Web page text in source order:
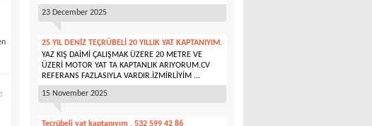
23 December 2025
25 YIL DENİZ TEÇRÜBELİ 20 YILLIK YAT KAPTANIYIM.
YAZ KIŞ DAİMİ ÇALIŞMAK ÜZERE 20 METRE VE
ÜZERİ MOTOR YAT TA KAPTANLIK ARIYORUM.CV
REFERANS FAZLASIYLA VARDIR.İZMİRLİYİM ...
15 November 2025
Tecrübeli yat kaptanıyım . 532 599 42 86